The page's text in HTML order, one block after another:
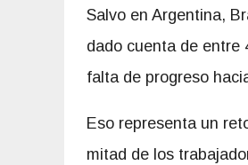
Salvo en Argentina,
dado cuenta de entre
falta de progreso
Eso representa un
mitad de los